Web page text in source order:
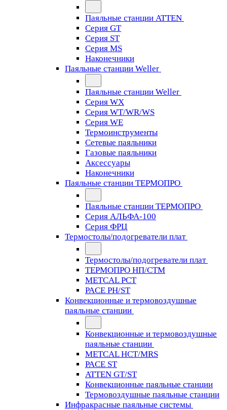
Паяльные станции ATTEN
Серия GT
Серия ST
Серия MS
Наконечники
Паяльные станции Weller
Паяльные станции Weller
Серия WX
Серия WT/WR/WS
Серия WE
Термоинструменты
Сетевые паяльники
Газовые паяльники
Аксессуары
Наконечники
Паяльные станции ТЕРМОПРО
Паяльные станции ТЕРМОПРО
Серия АЛЬФА-100
Серия ФРЦ
Термостолы/подогреватели плат
Термостолы/подогреватели плат
ТЕРМОПРО НП/СТМ
METCAL PCT
PACE PH/ST
Конвекционные и термовоздушные
паяльные станции
Конвекционные и термовоздушные
паяльные станции
METCAL HCT/MRS
PACE ST
ATTEN GT/ST
Конвекционные паяльные станции
Термовоздушные паяльные станции
Инфракрасные паяльные системы